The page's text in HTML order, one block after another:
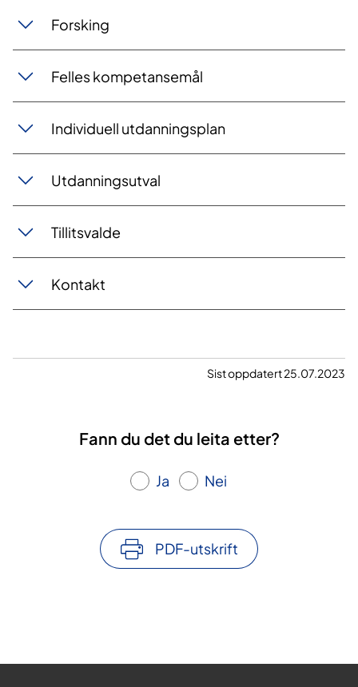
Forsking
Felles kompetansemål
Individuell utdanningsplan
Utdanningsutval
Tillitsvalde
Kontakt
Sist oppdatert 25.07.2023
Fann du det du leita etter?
Ja Nei
PDF-utskrift